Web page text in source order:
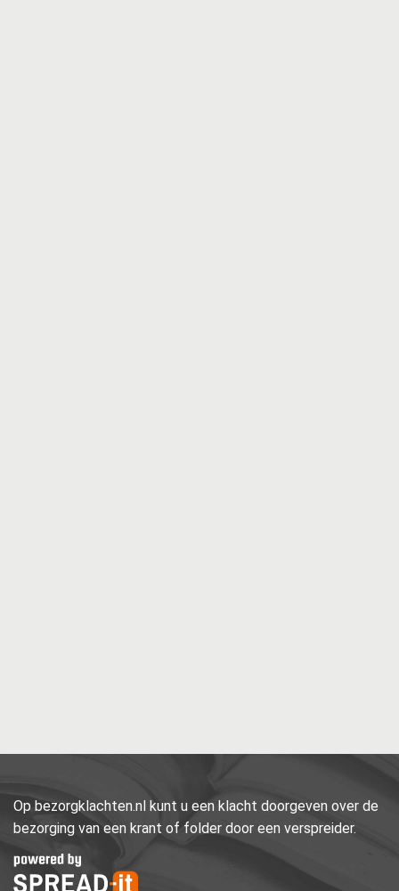
Op bezorgklachten.nl kunt u een klacht doorgeven over de
bezorging van een krant of folder door een verspreider.